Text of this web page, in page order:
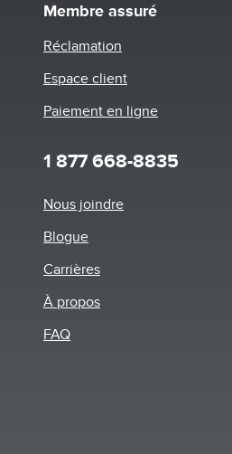
Membre assuré
Réclamation
Espace client
Paiement en ligne
1 877 668-8835
Footer
Nous joindre
Blogue
Carrières
À propos
FAQ